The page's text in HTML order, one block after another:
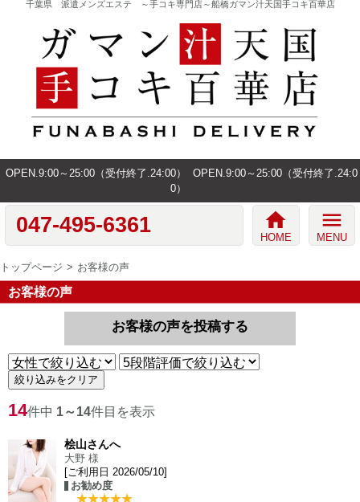
千葉県 派遣メンズエステ ～手コキ専門店～船橋ガマン汁天国手コキ百華店
OPEN.9:00～25:00（受付終了.24:00）
OPEN.9:00～25:00（受付終了.24:0
0）
047-495-6361 home
HOME
menu
MENU
トップページ お客様の声
お客様の声
お客様の声を投稿する
絞り込みをクリア
14件中 1～14件目を表示
桧山さんへ
大野 様
[ご利用日 2026/05/10]
お勧め度